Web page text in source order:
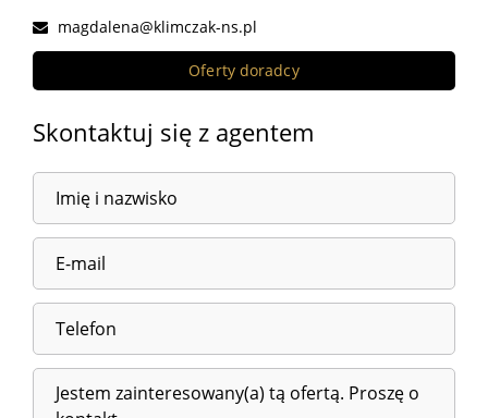
magdalena@klimczak-ns.pl
Oferty doradcy
Skontaktuj się z agentem